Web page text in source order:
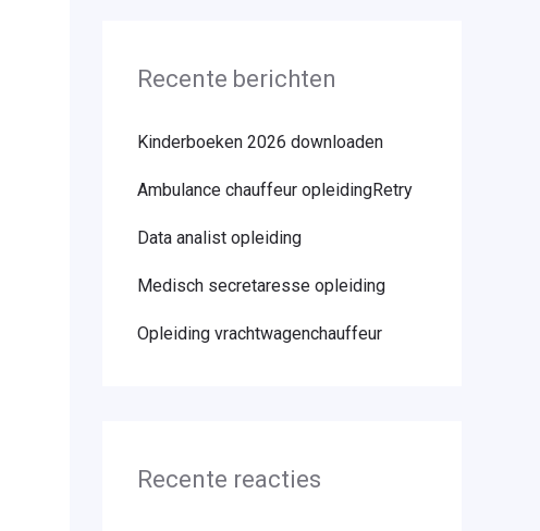
Recente berichten
Kinderboeken 2026 downloaden
Ambulance chauffeur opleidingRetry
Data analist opleiding
Medisch secretaresse opleiding
Opleiding vrachtwagenchauffeur
Recente reacties